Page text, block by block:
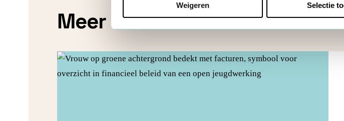
Weigeren Selectie
Meer informatie